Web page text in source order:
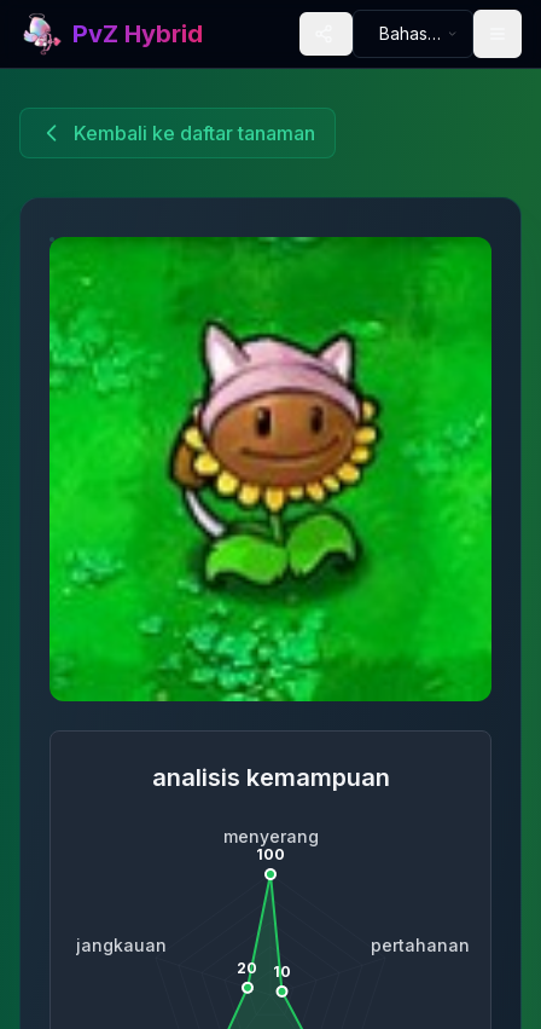
PvZ Hybrid
Bahasa
Indonesia
Kembali ke daftar tanaman
analisis kemampuan
menyerang
pertahanan
jangkauan
100
10
20